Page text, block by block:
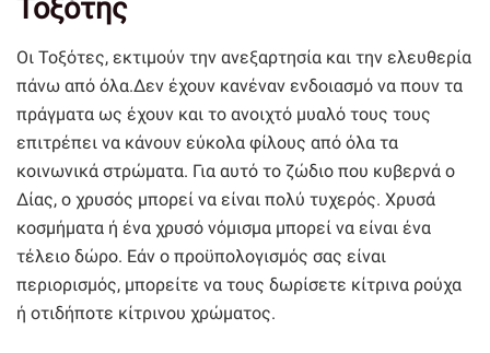
Τοξότης
Οι Τοξότες, εκτιμούν την ανεξαρτησία και την ελευθερία
πάνω από όλα.Δεν έχουν κανέναν ενδοιασμό να πουν τα
πράγματα ως έχουν και το ανοιχτό μυαλό τους τους
επιτρέπει να κάνουν εύκολα φίλους από όλα τα
κοινωνικά στρώματα. Για αυτό το ζώδιο που κυβερνά ο
Δίας, ο χρυσός μπορεί να είναι πολύ τυχερός. Χρυσά
κοσμήματα ή ένα χρυσό νόμισμα μπορεί να είναι ένα
τέλειο δώρο. Εάν ο προϋπολογισμός σας είναι
περιορισμός, μπορείτε να τους δωρίσετε κίτρινα ρούχα
ή οτιδήποτε κίτρινου χρώματος.